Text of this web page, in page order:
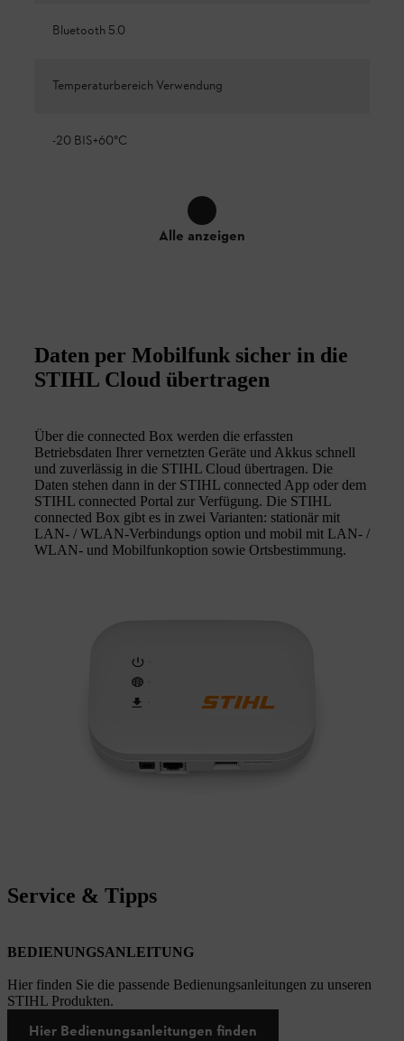
Bluetooth 5.0
Temperaturbereich Verwendung
-20 BIS+60°C
Alle anzeigen
Daten per Mobilfunk sicher in die
STIHL Cloud übertragen
Über die connected Box werden die erfassten
Betriebsdaten Ihrer vernetzten Geräte und Akkus schnell
und zuverlässig in die STIHL Cloud übertragen. Die
Daten stehen dann in der STIHL connected App oder dem
STIHL connected Portal zur Verfügung. Die STIHL
connected Box gibt es in zwei Varianten: stationär mit
LAN- / WLAN-Verbindungs option und mobil mit LAN- /
WLAN- und Mobilfunkoption sowie Ortsbestimmung.
Service & Tipps
BEDIENUNGSANLEITUNG
Hier finden Sie die passende Bedienungsanleitungen zu unseren
STIHL Produkten.
Hier Bedienungsanleitungen finden